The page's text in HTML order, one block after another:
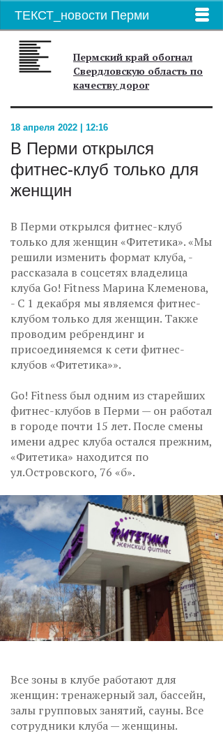
ТЕКСТ_новости Перми
Пермский край обогнал
Свердловскую область по
качеству дорог
18 апреля 2022 | 12:16
В Перми открылся
фитнес-клуб только для
женщин
В Перми открылся фитнес-клуб
только для женщин «Фитетика». «Мы
решили изменить формат клуба, -
рассказала в соцсетях владелица
клуба Go! Fitness Марина Клеменова,
- С 1 декабря мы являемся фитнес-
клубом только для женщин. Также
проводим ребрендинг и
присоединяемся к сети фитнес-
клубов «Фитетика»».
Go! Fitness был одним из старейших
фитнес-клубов в Перми — он работал
в городе почти 15 лет. После смены
имени адрес клуба остался прежним,
«Фитетика» находится по
ул.Островского, 76 «б».
Все зоны в клубе работают для
женщин: тренажерный зал, бассейн,
залы групповых занятий, сауны. Все
сотрудники клуба — женщины.